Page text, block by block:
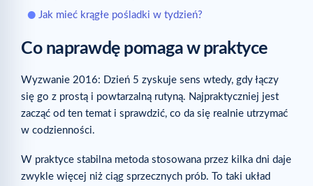
Jak mieć krągłe pośladki w tydzień?
Co naprawdę pomaga w praktyce
Wyzwanie 2016: Dzień 5 zyskuje sens wtedy, gdy łączy
się go z prostą i powtarzalną rutyną. Najpraktyczniej jest
zacząć od ten temat i sprawdzić, co da się realnie utrzymać
w codzienności.
W praktyce stabilna metoda stosowana przez kilka dni daje
zwykle więcej niż ciąg sprzecznych prób. To taki układ